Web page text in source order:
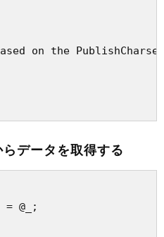
on the PublishCharset
データを取得する
= @_;